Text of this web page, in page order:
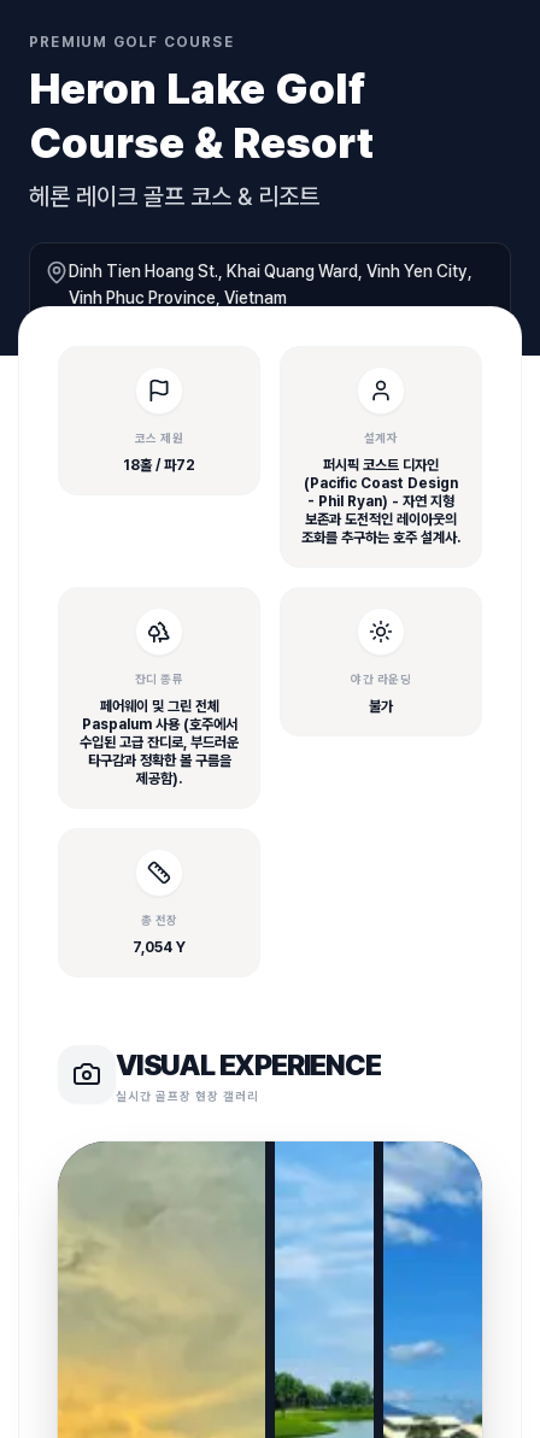
PREMIUM GOLF COURSE
Heron Lake Golf
Course & Resort
헤론 레이크 골프 코스 & 리조트
Dinh Tien Hoang St., Khai Quang Ward, Vinh Yen City,
Vinh Phuc Province, Vietnam
코스 제원
18홀 / 파72
설계자
퍼시픽 코스트 디자인
(Pacific Coast Design
- Phil Ryan) - 자연 지형
보존과 도전적인 레이아웃의
조화를 추구하는 호주 설계사.
잔디 종류
페어웨이 및 그린 전체
Paspalum 사용 (호주에서
수입된 고급 잔디로, 부드러운
타구감과 정확한 볼 구름을
제공함).
야간 라운딩
불가
총 전장
7,054 Y
VISUAL EXPERIENCE
실시간 골프장 현장 갤러리